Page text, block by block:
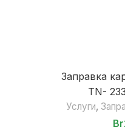
Заправка
TN-
Услуги,
Br